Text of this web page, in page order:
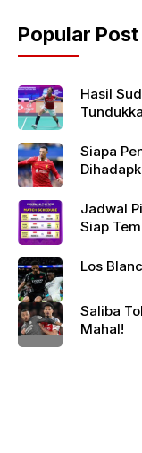
Popular Post
Hasil
Siapa
Jadwal
Siap
Los
Saliba
Mahal!